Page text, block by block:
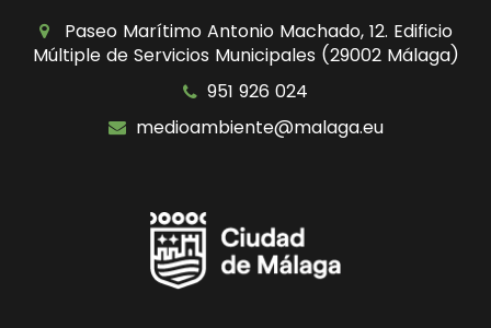
Paseo Marítimo Antonio Machado, 12. Edificio
Múltiple de Servicios Municipales (29002 Málaga)
951 926 024
medioambiente@malaga.eu
facebook
youtube